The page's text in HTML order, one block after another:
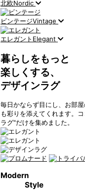
北欧Nordic
ビンテージVintage
エレガント Elegant
暮らしをもっと
楽しくする、
デザインラグ
毎日かならず目にし、お部
も彩りを添えてくれます。
ラグ"だけを集めました。
Modern
Style